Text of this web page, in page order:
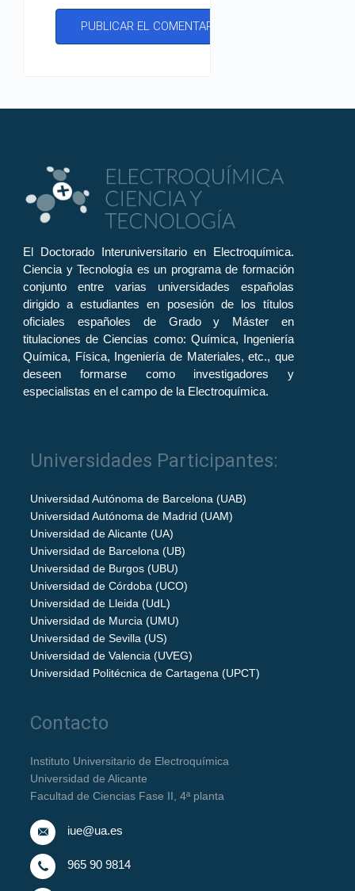
El Doctorado Interuniversitario en Electroquímica.
Ciencia y Tecnología es un programa de formación
conjunto entre varias universidades españolas
dirigido a estudiantes en posesión de los títulos
oficiales españoles de Grado y Máster en
titulaciones de Ciencias como: Química, Ingeniería
Química, Física, Ingeniería de Materiales, etc., que
deseen formarse como investigadores y
especialistas en el campo de la Electroquímica.
Universidades Participantes:
Universidad Autónoma de Barcelona (UAB)
Universidad Autónoma de Madrid (UAM)
Universidad de Alicante (UA)
Universidad de Barcelona (UB)
Universidad de Burgos (UBU)
Universidad de Córdoba (UCO)
Universidad de Lleida (UdL)
Universidad de Murcia (UMU)
Universidad de Sevilla (US)
Universidad de Valencia (UVEG)
Universidad Politécnica de Cartagena (UPCT)
Contacto
Instituto Universitario de Electroquímica
Universidad de Alicante
Facultad de Ciencias Fase II, 4ª planta
iue@ua.es
965 90 9814